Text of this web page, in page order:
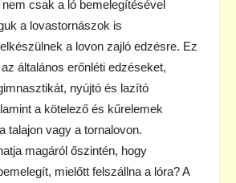
csak a ló bemelegítésével
a lovastornászok is
a lovon zajló edzésre. Ez
általános erőnléti edzéseket,
nyújtó és lazító
a kötelező és kűrelemek
talajon vagy a tornalovon.
magáról őszintén, hogy
mielőtt felszállna a lóra? A